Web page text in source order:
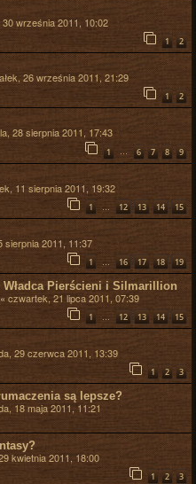
30 września 2011, 10:02
1 2
26 września 2011, 21:29
1 2
28 sierpnia 2011, 17:43
1 … 6 7 8 9
11 sierpnia 2011, 19:32
1 … 12 13 14 15
sierpnia 2011, 11:37
1 … 16 17 18 19
Pierścieni i Silmarillion
« czwartek, 21 lipca 2011, 07:39
1 … 12 13 14 15
29 czerwca 2011, 13:39
1 2 3
są lepsze?
18 maja 2011, 11:21
kwietnia 2011, 18:00
1 2 3